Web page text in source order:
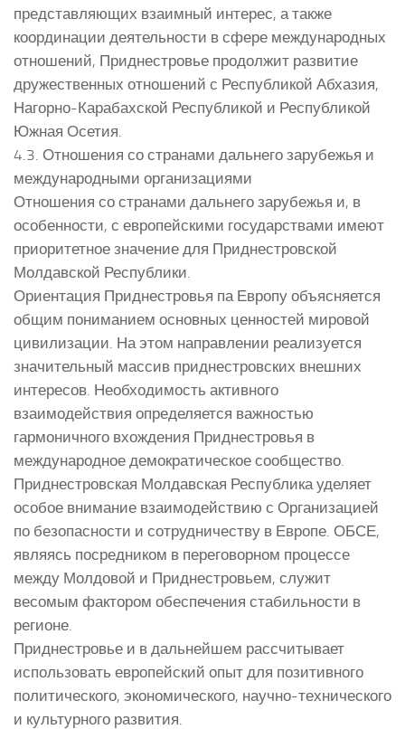
представляющих взаимный интерес, а также
координации деятельности в сфере международных
отношений, Приднестровье продолжит развитие
дружественных отношений с Республикой Абхазия,
Нагорно-Карабахской Республикой и Республикой
Южная Осетия.
4.3. Отношения со странами дальнего зарубежья и
международными организациями
Отношения со странами дальнего зарубежья и, в
особенности, с европейскими государствами имеют
приоритетное значение для Приднестровской
Молдавской Республики.
Ориентация Приднестровья па Европу объясняется
общим пониманием основных ценностей мировой
цивилизации. На этом направлении реализуется
значительный массив приднестровских внешних
интересов. Необходимость активного
взаимодействия определяется важностью
гармоничного вхождения Приднестровья в
международное демократическое сообщество.
Приднестровская Молдавская Республика уделяет
особое внимание взаимодействию с Организацией
по безопасности и сотрудничеству в Европе. ОБСЕ,
являясь посредником в переговорном процессе
между Молдовой и Приднестровьем, служит
весомым фактором обеспечения стабильности в
регионе.
Приднестровье и в дальнейшем рассчитывает
использовать европейский опыт для позитивного
политического, экономического, научно-технического
и культурного развития.